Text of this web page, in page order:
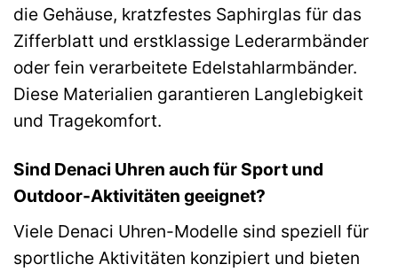
die Gehäuse, kratzfestes Saphirglas für das
Zifferblatt und erstklassige Lederarmbänder
oder fein verarbeitete Edelstahlarmbänder.
Diese Materialien garantieren Langlebigkeit
und Tragekomfort.
Sind Denaci Uhren auch für Sport und
Outdoor-Aktivitäten geeignet?
Viele Denaci Uhren-Modelle sind speziell für
sportliche Aktivitäten konzipiert und bieten